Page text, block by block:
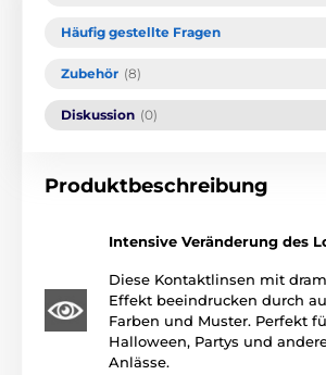
Häufig gestellte Fragen
Zubehör (8)
Diskussion (0)
Produktbeschreibung
Intensive Veränderung des
Diese Kontaktlinsen mit
Effekt beeindrucken durch
Farben und Muster. Perfekt
Halloween, Partys und
Anlässe.